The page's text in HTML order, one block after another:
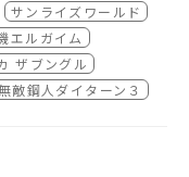
ト研究所】とのコラ
超人ザンボット
『聖戦士ダンバイ
機甲戦記ドラグナ
開催します。
ュアル
ライズ
ト研究所」フ
サンライズワールド
エルガイム
ザブングル
敵鋼人ダイターン３